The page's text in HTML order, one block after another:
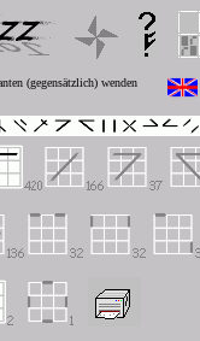
(gegensätzlich) wenden